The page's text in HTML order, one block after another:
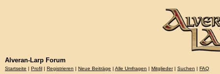
Alveran-Larp Forum
Startseite | Profil | Registrieren | Neue Beiträge | Alle Umfragen | Mitglieder| Suchen | FAQ